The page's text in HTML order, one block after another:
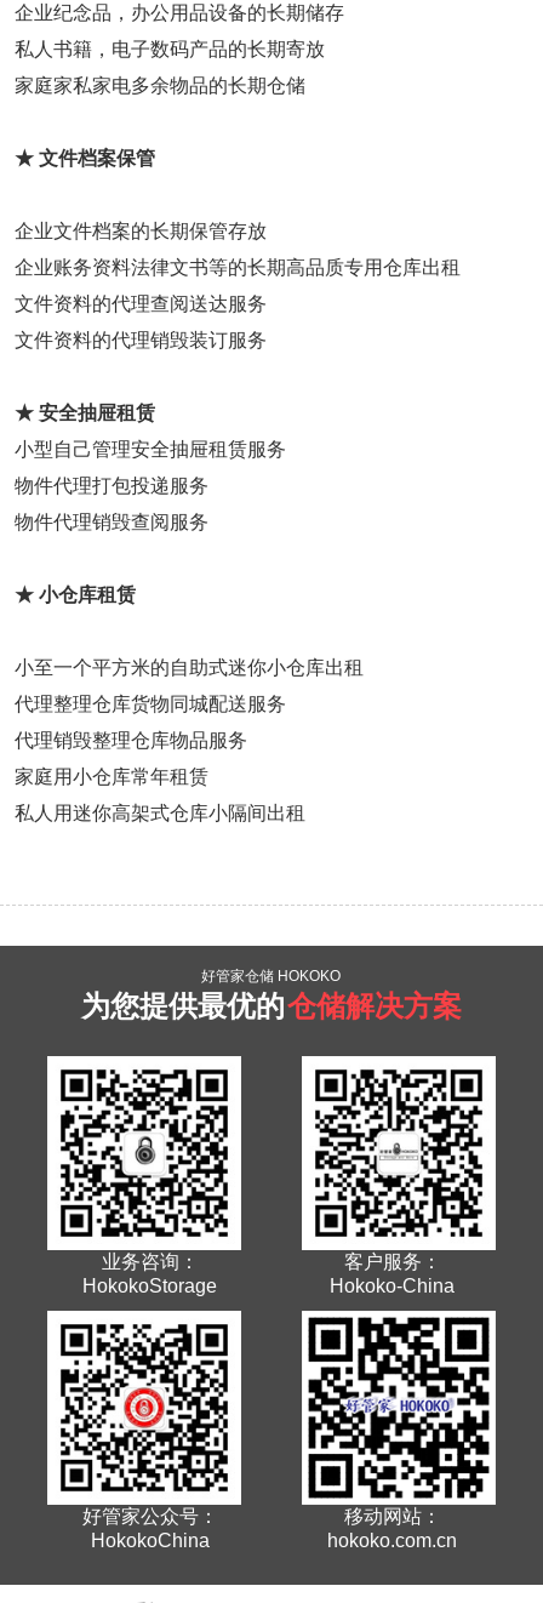
企业纪念品，办公用品设备的长期储存
私人书籍，电子数码产品的长期寄放
家庭家私家电多余物品的长期仓储
★ 文件档案保管
企业文件档案的长期保管存放
企业账务资料法律文书等的长期高品质专用仓库出租
文件资料的代理查阅送达服务
文件资料的代理销毁装订服务
★ 安全抽屉租赁
小型自己管理安全抽屉租赁服务
物件代理打包投递服务
物件代理销毁查阅服务
★ 小仓库租赁
小至一个平方米的自助式迷你小仓库出租
代理整理仓库货物同城配送服务
代理销毁整理仓库物品服务
家庭用小仓库常年租赁
私人用迷你高架式仓库小隔间出租
好管家仓储 HOKOKO
为您提供最优的仓储解决方案
业务咨询：
HokokoStorage
客户服务：
Hokoko-China
好管家公众号：
HokokoChina
移动网站：
hokoko.com.cn